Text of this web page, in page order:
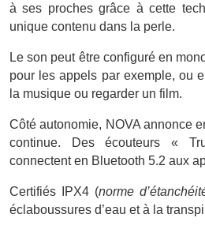
à ses proches grâce à cette
unique contenu dans la perle.
Le son peut être configuré en
pour les appels par exemple, ou
la musique ou regarder un film.
Côté autonomie, NOVA annonce
continue. Des écouteurs «
connectent en Bluetooth 5.2 aux
Certifiés IPX4 (norme
éclaboussures d’eau et à la